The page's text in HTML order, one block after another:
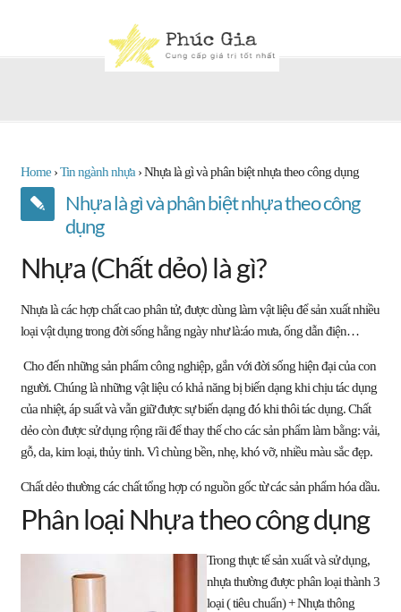
Home ›Tin ngành nhựa ›Nhựa là gì và phân biệt nhựa theo công dụng
Nhựa là gì và phân biệt nhựa theo công
dụng
Nhựa (Chất dẻo) là gì?
Nhựa là các hợp chất cao phân tử, được dùng làm vật liệu để sản xuất nhiều
loại vật dụng trong đời sống hằng ngày như là:áo mưa, ống dẫn điện…
Cho đến những sản phẩm công nghiệp, gắn với đời sống hiện đại của con
người. Chúng là những vật liệu có khả năng bị biến dạng khi chịu tác dụng
của nhiệt, áp suất và vẫn giữ được sự biến dạng đó khi thôi tác dụng. Chất
dẻo còn được sử dụng rộng rãi để thay thế cho các sản phẩm làm bằng: vải,
gỗ, da, kim loại, thủy tinh. Vì chùng bền, nhẹ, khó vỡ, nhiều màu sắc đẹp.
Chất dẻo thường các chất tổng hợp có nguồn gốc từ các sản phẩm hóa dầu.
Phân loại Nhựa theo công dụng
Trong thực tế sản xuất và sử dụng,
nhựa thường được phân loại thành 3
loại ( tiêu chuẩn) + Nhựa thông